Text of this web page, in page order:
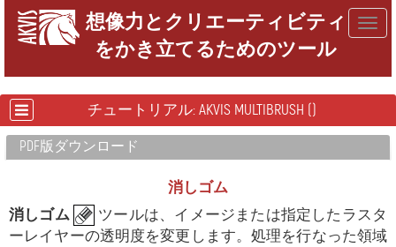
想像力とクリエーティビティ
をかき立てるためのツール
チュートリアル: AKVIS MULTIBRUSH ()
PDF版ダウンロード
消しゴム
消しゴム
ツールは、イメージまたは指定したラスタ
ーレイヤーの透明度を変更します。処理を行なった領域